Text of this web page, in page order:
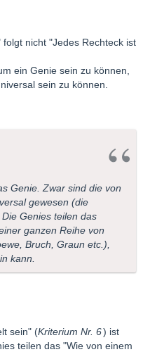
nicht "Jedes Rechteck ist
ein Genie sein zu können,
sein zu können.
Genie. Zwar sind die von
gewesen (die
Genies teilen das
ganzen Reihe von
Bruch, Graun etc.),
kann.
sein" (Kriterium Nr. 6) ist
teilen das "Wie von einem